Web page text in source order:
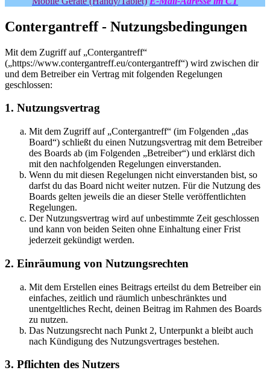
Contergantreff - Nutzungsbedingungen
Mit dem Zugriff auf „Contergantreff“
(„https://www.contergantreff.eu/contergantreff“) wird zwischen dir
und dem Betreiber ein Vertrag mit folgenden Regelungen
geschlossen:
1. Nutzungsvertrag
Mit dem Zugriff auf „Contergantreff“ (im Folgenden „das
Board“) schließt du einen Nutzungsvertrag mit dem Betreiber
des Boards ab (im Folgenden „Betreiber“) und erklärst dich
mit den nachfolgenden Regelungen einverstanden.
Wenn du mit diesen Regelungen nicht einverstanden bist, so
darfst du das Board nicht weiter nutzen. Für die Nutzung des
Boards gelten jeweils die an dieser Stelle veröffentlichten
Regelungen.
Der Nutzungsvertrag wird auf unbestimmte Zeit geschlossen
und kann von beiden Seiten ohne Einhaltung einer Frist
jederzeit gekündigt werden.
2. Einräumung von Nutzungsrechten
Mit dem Erstellen eines Beitrags erteilst du dem Betreiber ein
einfaches, zeitlich und räumlich unbeschränktes und
unentgeltliches Recht, deinen Beitrag im Rahmen des Boards
zu nutzen.
Das Nutzungsrecht nach Punkt 2, Unterpunkt a bleibt auch
nach Kündigung des Nutzungsvertrages bestehen.
3. Pflichten des Nutzers